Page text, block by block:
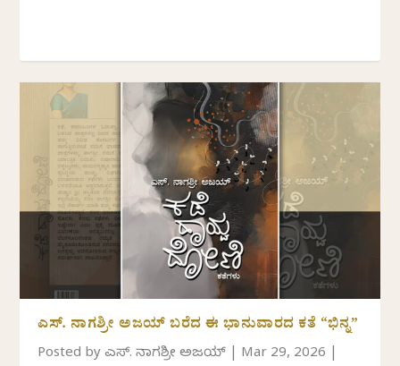
ಎಸ್. ನಾಗಶ್ರೀ ಅಜಯ್ ಬರೆದ ಈ ಭಾನುವಾರದ ಕತೆ “ಭಿನ್ನ”
Posted byಎಸ್. ನಾಗಶ್ರೀ ಅಜಯ್ Mar 29, 2026